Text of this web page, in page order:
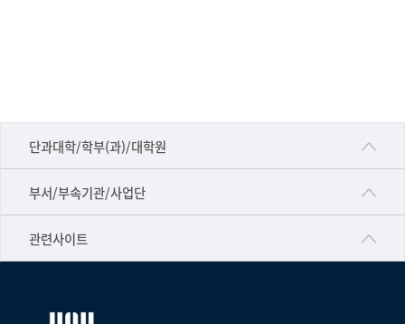
단과대학/학부(과)/대학원
■인문대학
▷국어국문학부
▷일본어·일본학과
▷프랑스어·프랑스학과
부서/부속기관/사업단
공동기기센터
공학교육혁신센터
관련사이트
건강가정지원센터
교수협의회